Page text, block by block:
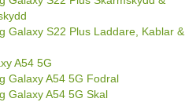
Galaxy S22 Plus Laddare, Kablar &
A54 5G
Galaxy A54 5G Fodral
Galaxy A54 5G Skal